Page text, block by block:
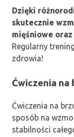
Dzięki
skutecznie
mięśniowe
Regularny
zdrowia!
Ćwiczenia na
Ćwiczenia na
sposób na
stabilności